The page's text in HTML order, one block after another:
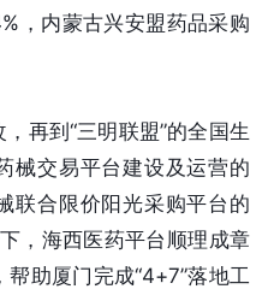
，内蒙古兴安盟药品采购
再到“三明联盟”的全国生
械交易平台建设及运营的
联合限价阳光采购平台的
，海西医药平台顺理成章
助厦门完成“4+7”落地工